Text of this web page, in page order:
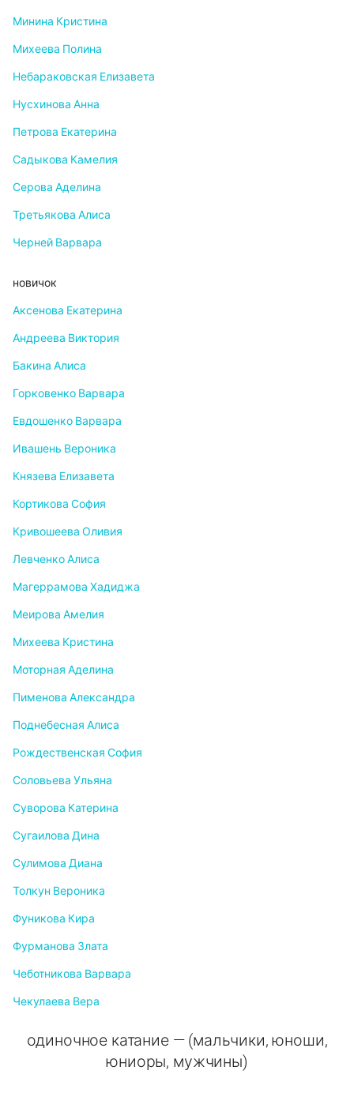
Минина Кристина
Михеева Полина
Небараковская Елизавета
Нусхинова Анна
Петрова Екатерина
Садыкова Камелия
Серова Аделина
Третьякова Алиса
Черней Варвара
новичок
Аксенова Екатерина
Андреева Виктория
Бакина Алиса
Горковенко Варвара
Евдошенко Варвара
Ивашень Вероника
Князева Елизавета
Кортикова София
Кривошеева Оливия
Левченко Алиса
Магеррамова Хадиджа
Меирова Амелия
Михеева Кристина
Моторная Аделина
Пименова Александра
Поднебесная Алиса
Рождественская София
Соловьева Ульяна
Суворова Катерина
Сугаилова Дина
Сулимова Диана
Толкун Вероника
Фуникова Кира
Фурманова Злата
Чеботникова Варвара
Чекулаева Вера
одиночное катание — (мальчики, юноши,
юниоры, мужчины)